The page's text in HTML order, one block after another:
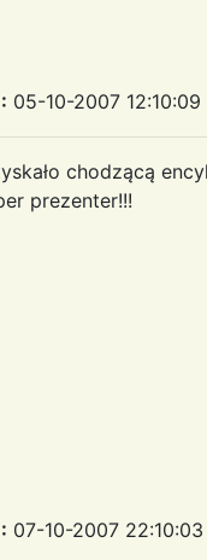
05-10-2007 12:10:09
chodzącą
prezenter!!!
07-10-2007